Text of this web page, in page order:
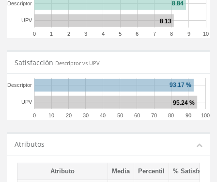
0 1 2 3 4 5 6 7 8 9 10
UPV
Descriptor
Satisfacción Descriptor vs UPV
0 10 20 30 40 50 60 70 80 90 100
UPV
Descriptor
Atributos
Atributo Media Percentil % Satisfacción